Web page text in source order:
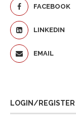
FACEBOOK
LINKEDIN
EMAIL
LOGIN/REGISTER